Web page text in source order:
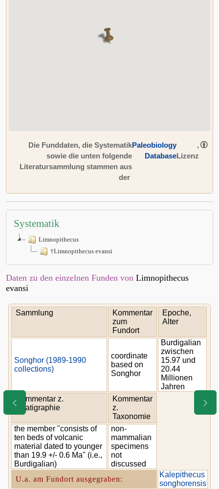
Die Funddaten, die Systematik
sowie die unten folgende
Literatursammlung stammen aus
der
Paleobiology
Database
,
Lizenz
Systematik
Limnopithecus
†Limnopithecus evansi
Daten zu den einzelnen Funden von Limnopithecus
evansi
Sammlung
Kommentar
zum
Fundort
Epoche,
Alter
Songhor (1989-1990
collections)
coordinate
based on
Songhor
Burdigalian
zwischen
15.97 und
20.44
Millionen
Jahren
Kommentar z.
Stratigraphie
Kommentar
z.
Taxonomie
the member "consists of
ten beds of volcanic
material dated to younger
than 19.9 +/- 0.6 Ma" (i.e.,
Burdigalian)
non-
mammalian
specimens
not
discussed
U.a. am Fundort ausgegraben:
Kalepithecus
songhorensis